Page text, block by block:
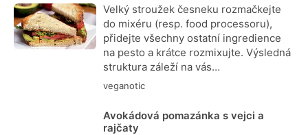
Velký stroužek česneku rozmačkejte
do mixéru (resp. food processoru),
přidejte všechny ostatní ingredience
na pesto a krátce rozmixujte. Výsledná
struktura záleží na vás…
veganotic
Avokádová pomazánka s vejci a
rajčaty